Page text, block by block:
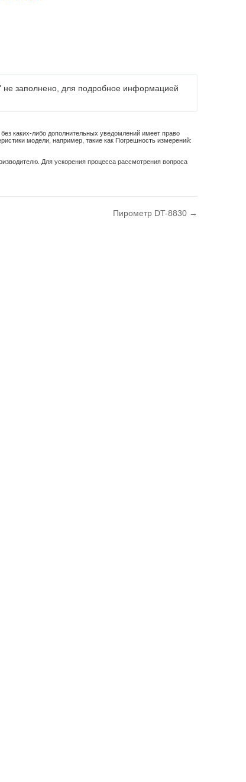
заполнено, для подробное информацией
каких-либо дополнительных уведомлений имеет право
модели, например, такие как Погрешность измерений:
Для ускорения процесса рассмотрения вопроса
Пирометр DT-8830 →